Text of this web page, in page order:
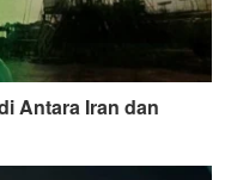
Antara Iran dan